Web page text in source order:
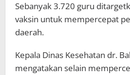
Sebanyak 3.720 guru
vaksin untuk mempercepat
daerah.
Kepala Dinas Kesehatan dr.
mengatakan selain